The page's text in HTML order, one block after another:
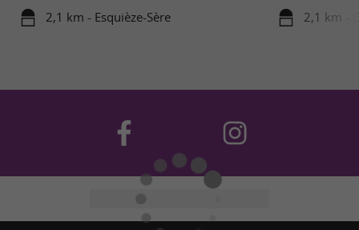
2,1 km - Esquièze-Sère 2,1 km -